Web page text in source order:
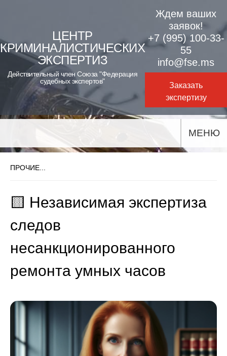
content
ЦЕНТР
КРИМИНАЛИСТИЧЕСКИХ
ЭКСПЕРТИЗ
Действительный член Союза "Федерация
судебных экспертов"
Ждем ваших
заявок!
+7 (995) 100-33-
55
info@fse.ms
Заказать
экспертизу
МЕНЮ
ПРОЧИЕ...
🟨 Независимая экспертиза
следов
несанкционированного
ремонта умных часов